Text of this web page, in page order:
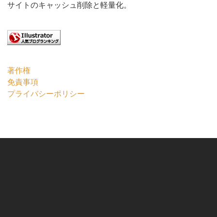
サイトのキャッシュ削除と軽量化。
著作権
免責事項
プライバシーポリシー